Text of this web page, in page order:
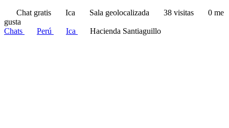
Chat gratis
Ica Sala geolocalizada 38 visitas
0 me
gusta
Chats
Perú Ica Hacienda Santiaguillo